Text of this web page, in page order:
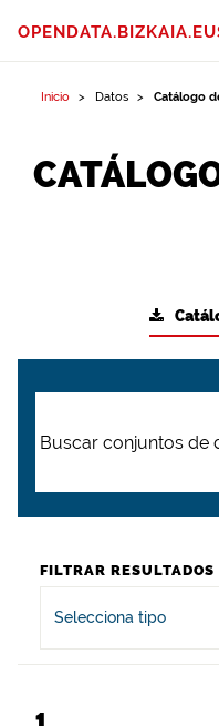
Inicio Datos Catálogo
FILTRAR RESULTADOS
Selecciona tipo